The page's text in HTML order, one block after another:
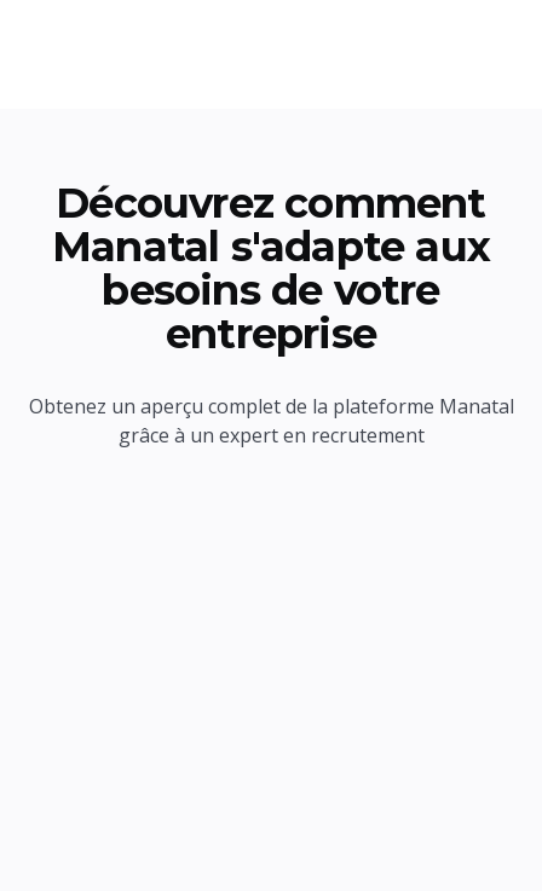
Découvrez comment
Manatal s'adapte aux
besoins de votre
entreprise
Obtenez un aperçu complet de la plateforme Manatal
grâce à un expert en recrutement